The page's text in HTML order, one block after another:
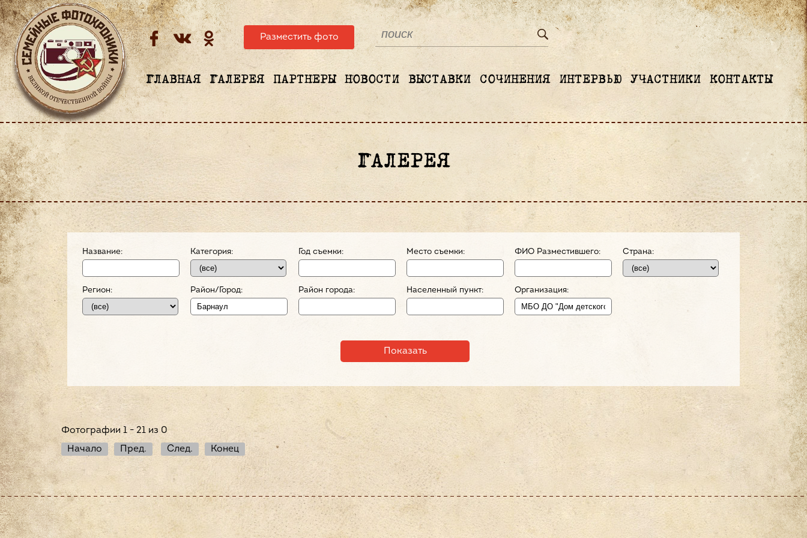
Разместить фото
ГЛАВНАЯ ГАЛЕРЕЯ ПАРТНЕРЫ НОВОСТИ ВЫСТАВКИ СОЧИНЕНИЯ ИНТЕРВЬЮ УЧАСТНИКИ КОНТАКТЫ
ГАЛЕРЕЯ
Название: Категория: Год съемки: Место съемки: ФИО Разместившего: Страна:
Регион: Район/Город: Район города: Населенный пункт: Организация:
Фотографии 1 - 21 из 0
Начало
Пред. След. Конец